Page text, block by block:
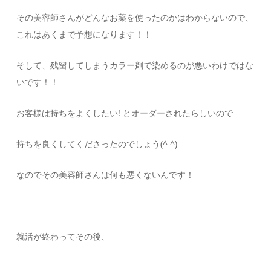
その美容師さんがどんなお薬を使ったのかはわからないので、
これはあくまで予想になります！！
そして、残留してしまうカラー剤で染めるのが悪いわけではな
いです！！
お客様は持ちをよくしたい! とオーダーされたらしいので
持ちを良くしてくださったのでしょう(^ ^)
なのでその美容師さんは何も悪くないんです！
就活が終わってその後、